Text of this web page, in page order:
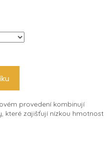
provedení kombinují
které zajišťují nízkou hmotnost